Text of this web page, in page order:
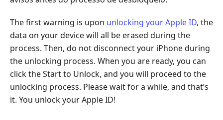
The first warning is upon unlocking your Apple ID, the
data on your device will all be erased during the
process. Then, do not disconnect your iPhone during
the unlocking process. When you are ready, you can
click the Start to Unlock, and you will proceed to the
unlocking process. Please wait for a while, and that’s
it. You unlock your Apple ID!